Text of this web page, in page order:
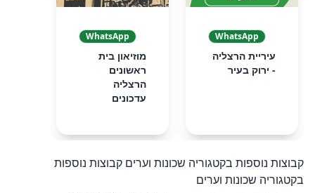
WhatsApp
עיריית הרצליה
- ירוק בעיר
WhatsApp
מוזיאון בית
ראשונים
הרצליה
עדכונים
קבוצות נוספות בקטגוריה שכונות וערים קבוצות נוספות
בקטגוריה שכונות וערים